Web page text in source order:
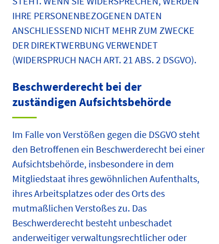
IHRE PERSONENBEZOGENEN DATEN
ANSCHLIESSEND NICHT MEHR ZUM ZWECKE
DER DIREKTWERBUNG VERWENDET
(WIDERSPRUCH NACH ART. 21 ABS. 2 DSGVO).
Beschwerde­recht bei der
zuständigen Aufsichts­behörde
Im Falle von Verstößen gegen die DSGVO steht
den Betroffenen ein Beschwerderecht bei einer
Aufsichtsbehörde, insbesondere in dem
Mitgliedstaat ihres gewöhnlichen Aufenthalts,
ihres Arbeitsplatzes oder des Orts des
mutmaßlichen Verstoßes zu. Das
Beschwerderecht besteht unbeschadet
anderweitiger verwaltungsrechtlicher oder